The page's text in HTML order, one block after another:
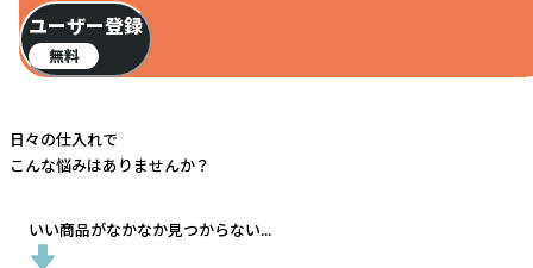
ユーザー登録
無料
日々の仕入れで
こんな悩みはありませんか？
いい商品がなかなか見つからない...